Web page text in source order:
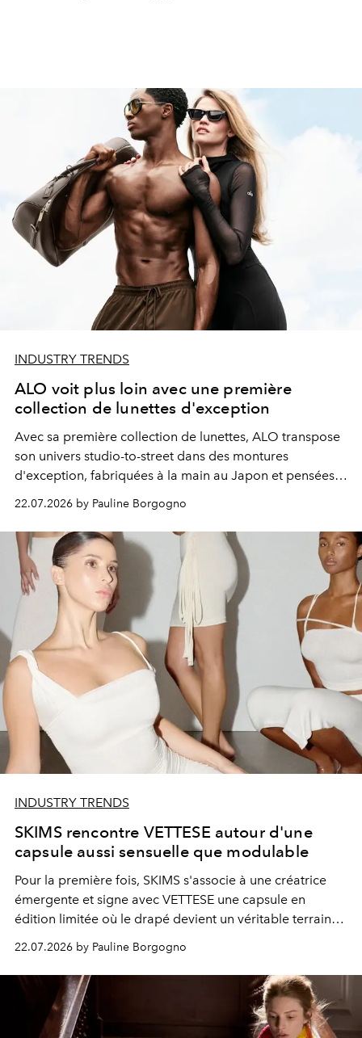
INDUSTRY TRENDS
ALO voit plus loin avec une première
collection de lunettes d'exception
Avec sa première collection de lunettes, ALO transpose
son univers studio-to-street dans des montures
d'exception, fabriquées à la main au Japon et pensées
22.07.2026 by Pauline Borgogno
INDUSTRY TRENDS
SKIMS rencontre VETTESE autour d'une
capsule aussi sensuelle que modulable
Pour la première fois, SKIMS s'associe à une créatrice
émergente et signe avec VETTESE une capsule en
édition limitée où le drapé devient un véritable terrain
22.07.2026 by Pauline Borgogno